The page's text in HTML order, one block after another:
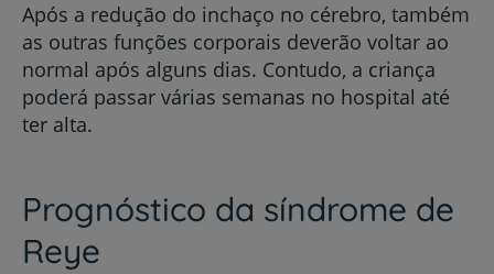
Após a redução do inchaço no cérebro, também
as outras funções corporais deverão voltar ao
normal após alguns dias. Contudo, a criança
poderá passar várias semanas no hospital até
ter alta.
Prognóstico da síndrome de
Reye